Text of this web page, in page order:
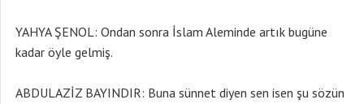
YAHYA ŞENOL: Ondan sonra İslam Aleminde artık bugüne
kadar öyle gelmiş.
ABDULAZİZ BAYINDIR: Buna sünnet diyen sen isen şu sözün